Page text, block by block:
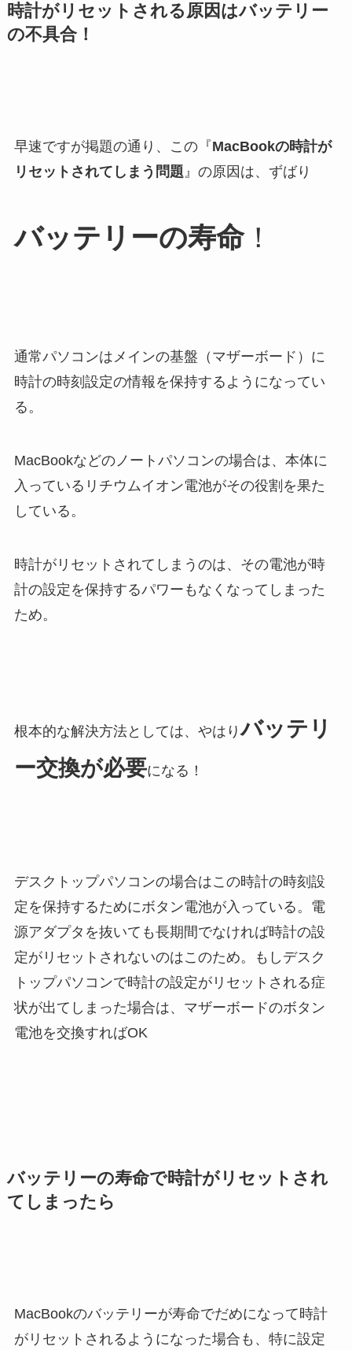
時計がリセットされる原因はバッテリー
の不具合！
早速ですが掲題の通り、この『MacBookの時計が
リセットされてしまう問題 』の原因は、ずばり
バッテリーの寿命！
通常パソコンはメインの基盤（マザーボード）に
時計の時刻設定の情報を保持するようになってい
る。
MacBookなどのノートパソコンの場合は、本体に
入っているリチウムイオン電池がその役割を果た
している。
時計がリセットされてしまうのは、その電池が時
計の設定を保持するパワーもなくなってしまった
ため。
根本的な解決方法としては、やはりバッテリ
ー交換が必要になる！
デスクトップパソコンの場合はこの時計の時刻設
定を保持するためにボタン電池が入っている。電
源アダプタを抜いても長期間でなければ時計の設
定がリセットされないのはこのため。もしデスク
トップパソコンで時計の設定がリセットされる症
状が出てしまった場合は、マザーボードのボタン
電池を交換すればOK
バッテリーの寿命で時計がリセットされ
てしまったら
MacBookのバッテリーが寿命でだめになって時計
がリセットされるようになった場合も、特に設定